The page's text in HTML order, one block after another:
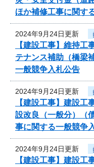
ほか補修工事に関す
2024年9月24日更新
【建設工事】維持
テナンス補助（橋梁
一般競争入札公告
2024年9月24日更新
【建設工事】建設
設改良（一般分）（
事に関する一般競争
2024年9月24日更新
【建設工事】建設